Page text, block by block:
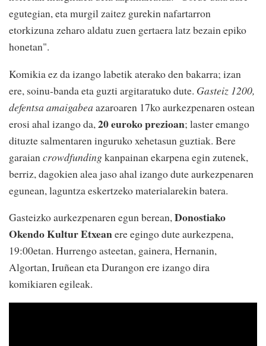
egutegian, eta murgil zaitez gurekin nafartarron
etorkizuna zeharo aldatu zuen gertaera latz bezain epiko
honetan".
Komikia ez da izango labetik aterako den bakarra; izan
ere, soinu-banda eta guzti argitaratuko dute. Gasteiz 1200,
defentsa amaigabea azaroaren 17ko aurkezpenaren ostean
erosi ahal izango da, 20 euroko prezioan; laster emango
dituzte salmentaren inguruko xehetasun guztiak. Bere
garaian crowdfundingkanpainan ekarpena egin zutenek,
berriz, dagokien alea jaso ahal izango dute aurkezpenaren
egunean, laguntza eskertzeko materialarekin batera.
Gasteizko aurkezpenaren egun berean,Donostiako
Okendo Kultur Etxeanere egingo dute aurkezpena,
19:00etan. Hurrengo asteetan, gainera, Hernanin,
Algortan, Iruñean eta Durangon ere izango dira
komikiaren egileak.